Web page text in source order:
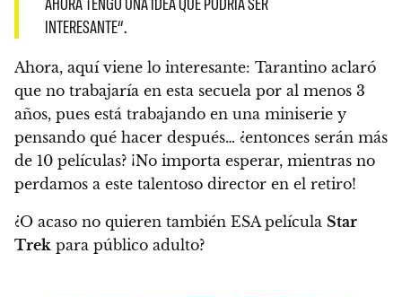
INTERESANTE“.
Ahora, aquí viene lo interesante: Tarantino aclaró
que no trabajaría en esta secuela por al menos 3
años, pues está trabajando en una miniserie y
pensando qué hacer después… ¿entonces serán más
de 10 películas? ¡No importa esperar, mientras no
perdamos a este talentoso director en el retiro!
¿O acaso no quieren también ESA película Star
Trek para público adulto?